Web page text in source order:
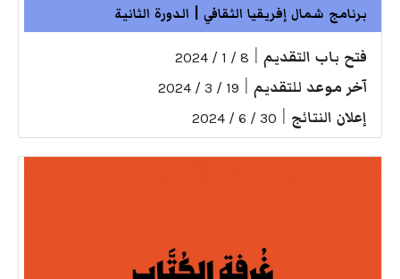
برنامج شمال إفريقيا الثقافي | الدورة الثانية
فتح باب التقديم 8 / 1 / 2024
آخر موعد للتقديم 19 / 3 / 2024
إعلان النتائج 30 / 6 / 2024